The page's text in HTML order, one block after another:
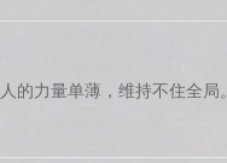
的力量单薄，维持不住全局。